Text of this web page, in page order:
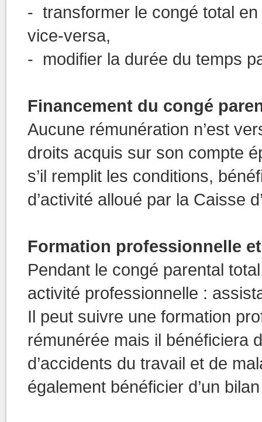
- transformer le congé total
vice-versa,
- modifier la durée du temps
Financement du congé
Aucune rémunération n’est
droits acquis sur son compte
s’il remplit les conditions,
d’activité alloué par la Caisse
Formation professionnelle
Pendant le congé parental
activité professionnelle :
Il peut suivre une formation
rémunérée mais il bénéficiera
d’accidents du travail et de
également bénéficier d’un